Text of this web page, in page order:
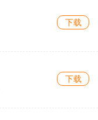
下载
下载